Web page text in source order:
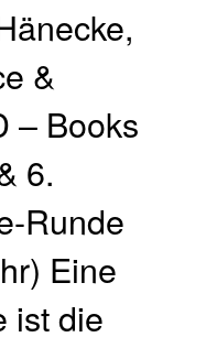
&
– Books
6.
Runde
Eine
ist die